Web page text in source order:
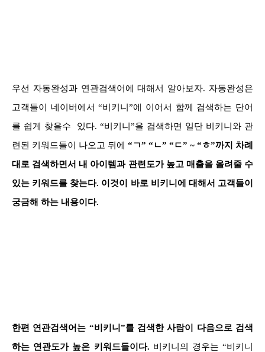
우선 자동완성과 연관검색어에 대해서 알아보자. 자동완성은
고객들이 네이버에서 “비키니”에 이어서 함께 검색하는 단어
를 쉽게 찾을수 있다. “비키니”을 검색하면 일단 비키니와 관
련된 키워드들이 나오고 뒤에 “ㄱ” “ㄴ” “ㄷ” ~ “ㅎ”까지 차례
대로 검색하면서 내 아이템과 관련도가 높고 매출을 올려줄 수
있는 키워드를 찾는다. 이것이 바로 비키니에 대해서 고객들이
궁금해 하는 내용이다.
한편 연관검색어는 “비키니”를 검색한 사람이 다음으로 검색
하는 연관도가 높은 키워드들이다. 비키니의 경우는 “비키니